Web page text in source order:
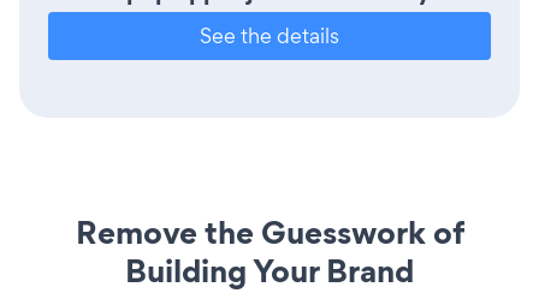
See the details
Remove the Guesswork of
Building Your Brand